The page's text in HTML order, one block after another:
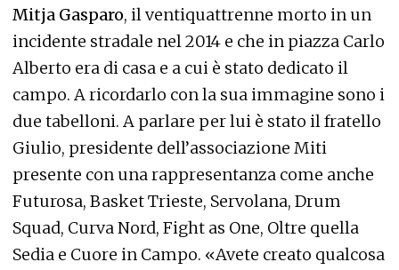
Mitja Gasparo, il ventiquattrenne morto in un
incidente stradale nel 2014 e che in piazza Carlo
Alberto era di casa e a cui è stato dedicato il
campo. A ricordarlo con la sua immagine sono i
due tabelloni. A parlare per lui è stato il fratello
Giulio, presidente dell’associazione Miti
presente con una rappresentanza come anche
Futurosa, Basket Trieste, Servolana, Drum
Squad, Curva Nord, Fight as One, Oltre quella
Sedia e Cuore in Campo. «Avete creato qualcosa